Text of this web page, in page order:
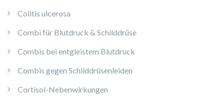
Colitis ulcerosa
Combi für Blutdruck & Schilddrüse
Combis bei entgleistem Blutdruck
Combis gegen Schilddrüsenleiden
Cortisol-Nebenwirkungen